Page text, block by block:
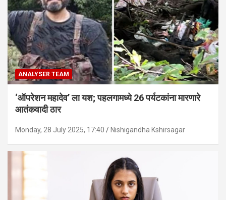
ANALYSER TEAM
‘ऑपरेशन महादेव’ ला यश; पहलगामध्ये 26 पर्यटकांना मारणारे
आतंकवादी ठार
Monday, 28 July 2025, 17:40 Nishigandha Kshirsagar